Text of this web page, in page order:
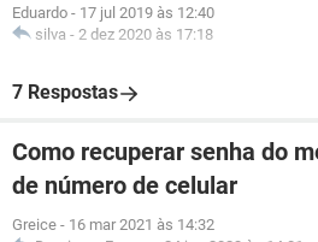
Eduardo - 17 jul 2019 às 12:40
silva - 2 dez 2020 às 17:18
7 Respostas
Como recuperar senha do
de número de celular
Greice - 16 mar 2021 às 14:32